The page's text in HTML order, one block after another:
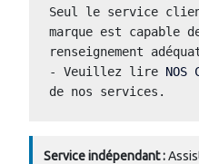
Seul le service
marque est capable
renseignement
- Veuillez lire NOS
de nos services.
Service indépendant :